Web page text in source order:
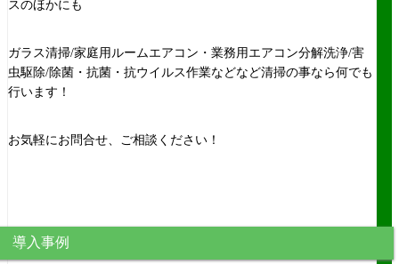
スのほかにも
ガラス清掃/家庭用ルームエアコン・業務用エアコン分解洗浄/害
虫駆除/除菌・抗菌・抗ウイルス作業などなど清掃の事なら何でも
行います！
お気軽にお問合せ、ご相談ください！
導入事例